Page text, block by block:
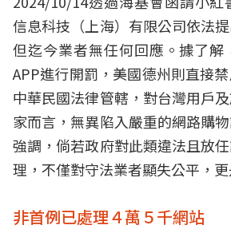
信息科技（上海）有限公司依法
但迄今業者無任何回應。據了解
APP進行開罰，美國德州則直接
中華民國法律管轄，對台灣用戶
家而言，無異陷入嚴重的網路購
強調，倘若政府對此類違法且放
理，不僅對守法業者顯失公平，
非首例已處理４萬５千網站